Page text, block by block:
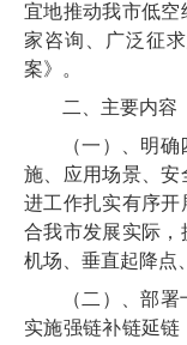
宜地推动我市低
家咨询、广泛征
案》。
二、主要内容
（一 ）、明确
施、应用场景、安
进工作扎实有序
合我市发展实际，
机场、垂直起降点
（二 ）、部署
实施强链补链延